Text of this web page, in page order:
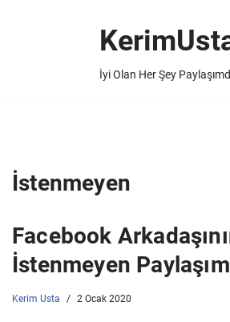
İyi Olan Her Şey
İstenmeyen
Facebook
İstenmeyen Paylaşım
Kerim Usta 2 Ocak 2020